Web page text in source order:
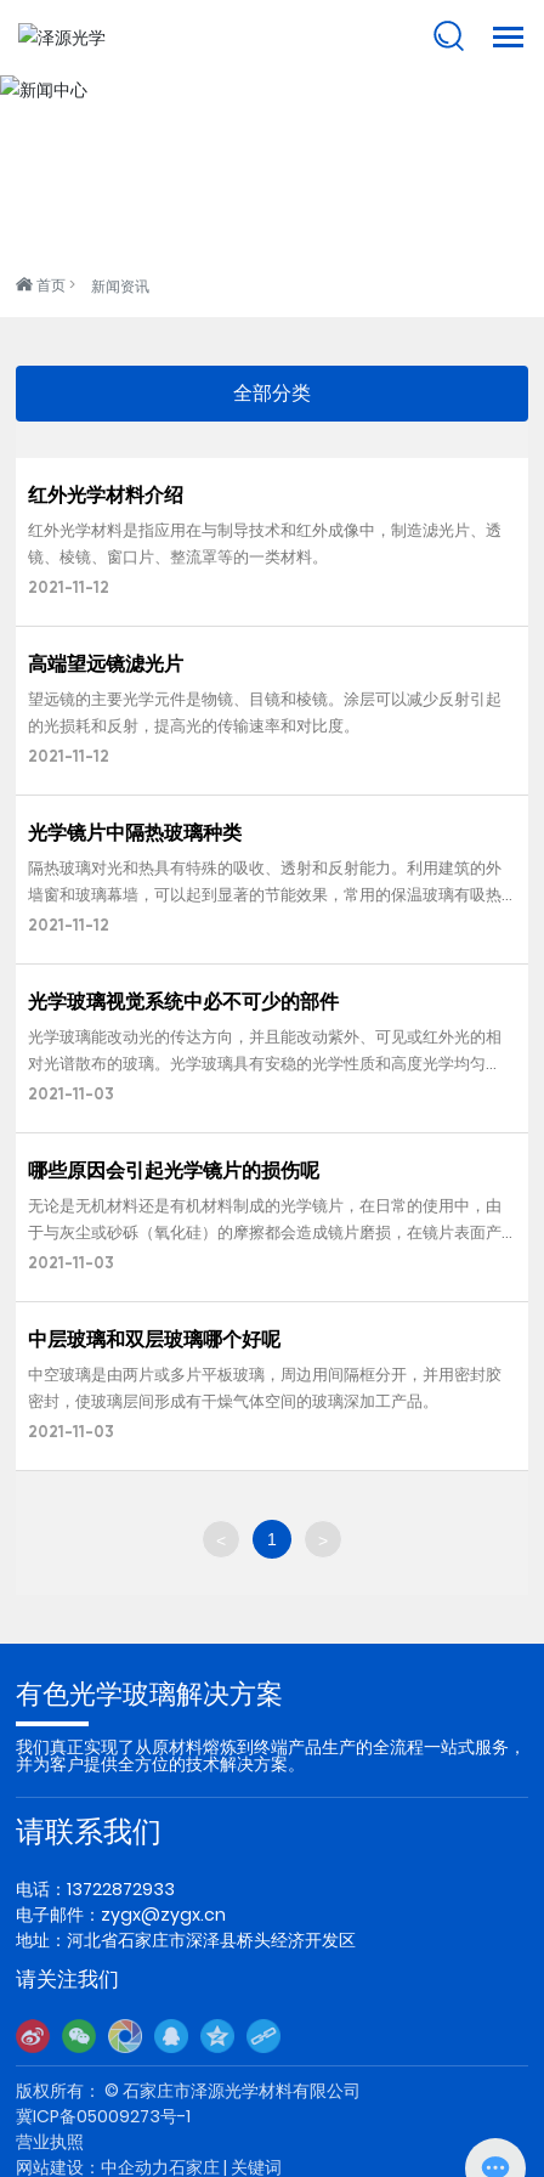
网站首页
牌号对照表
新闻中心
联系我们
首页 新闻资讯
全部分类
红外光学材料介绍
红外光学材料是指应用在与制导技术和红外成像中，制造滤光片、透
镜、棱镜、窗口片、整流罩等的一类材料。
2021-11-12
高端望远镜滤光片
望远镜的主要光学元件是物镜、目镜和棱镜。涂层可以减少反射引起
的光损耗和反射，提高光的传输速率和对比度。
2021-11-12
光学镜片中隔热玻璃种类
隔热玻璃对光和热具有特殊的吸收、透射和反射能力。利用建筑的外
墙窗和玻璃幕墙，可以起到显著的节能效果，常用的保温玻璃有吸热
玻璃，镀膜玻璃和中空玻璃。
2021-11-12
光学玻璃视觉系统中必不可少的部件
光学玻璃能改动光的传达方向，并且能改动紫外、可见或红外光的相
对光谱散布的玻璃。光学玻璃具有安稳的光学性质和高度光学均匀
性，光学玻璃具有耐高温、膨胀系数低、机械强度高、化学性能好等
2021-11-03
哪些原因会引起光学镜片的损伤呢
无论是无机材料还是有机材料制成的光学镜片，在日常的使用中，由
于与灰尘或砂砾（氧化硅）的摩擦都会造成镜片磨损，在镜片表面产
生划痕。
2021-11-03
中层玻璃和双层玻璃哪个好呢
中空玻璃是由两片或多片平板玻璃，周边用间隔框分开，并用密封胶
密封，使玻璃层间形成有干燥气体空间的玻璃深加工产品。
2021-11-03
< 1 >
有色光学玻璃解决方案
我们真正实现了从原材料熔炼到终端产品生产的全流程一站式服务，
并为客户提供全方位的技术解决方案。
请联系我们
电话：13722872933
电子邮件： zygx@zygx.cn
地址：河北省石家庄市深泽县桥头经济开发区
请关注我们
版权所有： © 石家庄市泽源光学材料有限公司
冀ICP备05009273号-1
营业执照
网站建设：中企动力石家庄| 关键词